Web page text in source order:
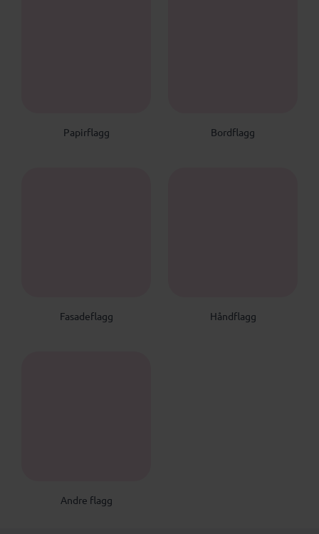
Papirflagg Bordflagg
Fasadeflagg Håndflagg
AF
Andre flagg